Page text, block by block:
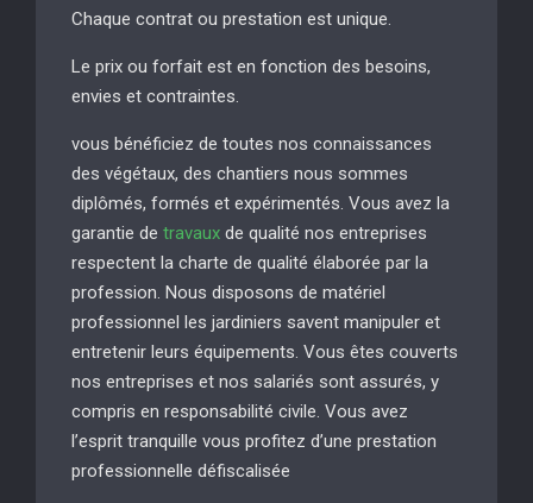
Chaque contrat ou prestation est unique.
Le prix ou forfait est en fonction des besoins,
envies et contraintes.
vous bénéficiez de toutes nos connaissances
des végétaux, des chantiers nous sommes
diplômés, formés et expérimentés. Vous avez la
garantie de travaux de qualité nos entreprises
respectent la charte de qualité élaborée par la
profession. Nous disposons de matériel
professionnel les jardiniers savent manipuler et
entretenir leurs équipements. Vous êtes couverts
nos entreprises et nos salariés sont assurés, y
compris en responsabilité civile. Vous avez
l’esprit tranquille vous profitez d’une prestation
professionnelle défiscalisée